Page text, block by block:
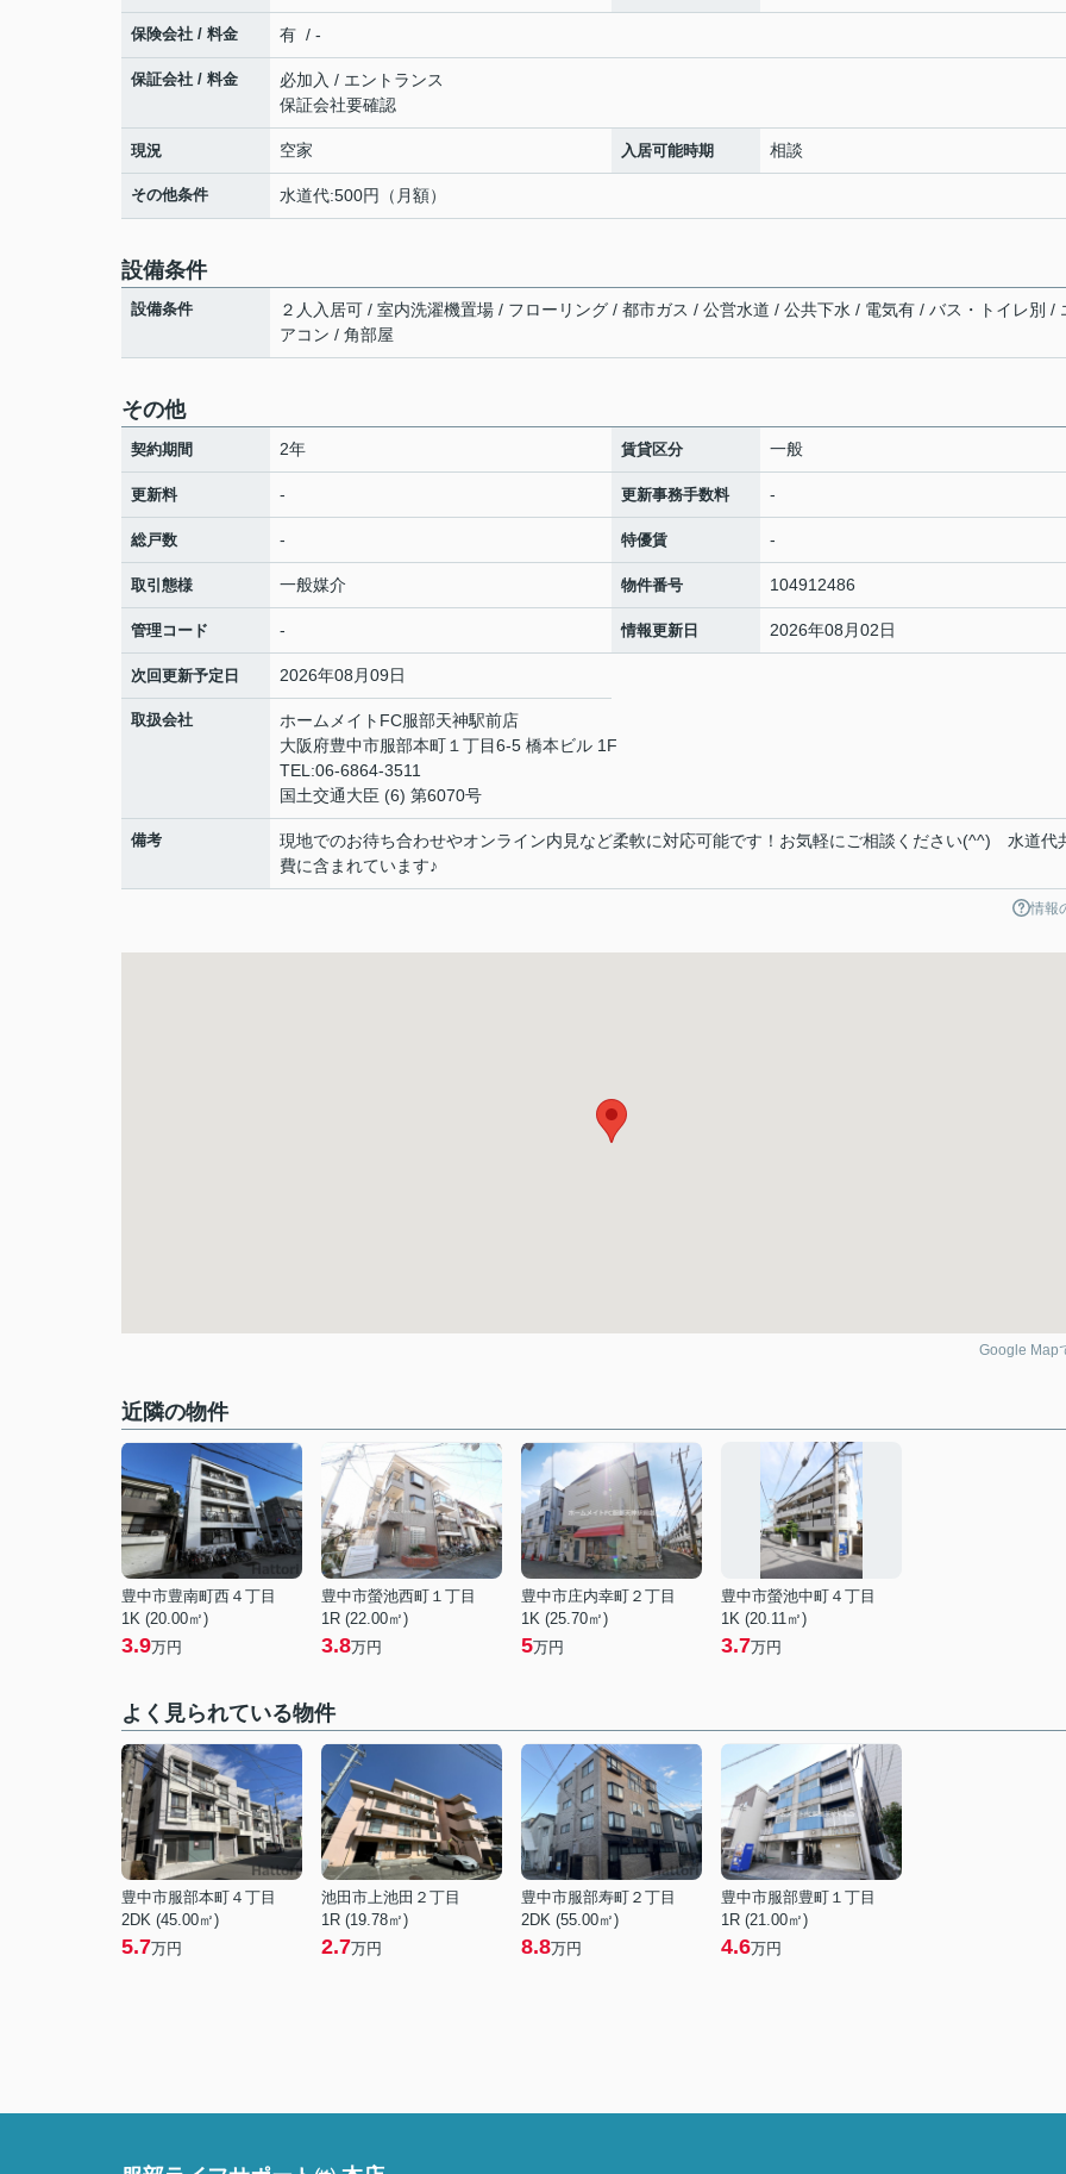
保険会社 / 料金 有 / -
保証会社 / 料金
必加入 / エントランス
保証会社要確認
現況 空家 入居可能時期 相談
その他条件 水道代:500円（月額）
設備条件
設備条件
２人入居可 / 室内洗濯機置場 / フローリング / 都市ガス / 公営水道 / 公共下水 / 電気有 / バス・トイレ別 /
アコン / 角部屋
その他
契約期間 2年 賃貸区分 一般
更新料 - 更新事務手数料 -
総戸数 - 特優賃 -
取引態様 一般媒介 物件番号 104912486
管理コード - 情報更新日 2026年08月02日
次回更新予定日 2026年08月09日
取扱会社
ホームメイトFC服部天神駅前店
大阪府豊中市服部本町１丁目6-5 橋本ビル 1F
TEL:06-6864-3511
国土交通大臣 (6) 第6070号
備考
現地でのお待ち合わせやオンライン内見など柔軟に対応可能です！お気軽にご相談ください(^^) 水道代
費に含まれています♪
情報
Google Map
近隣の物件
豊中市豊南町西４丁目
1K (20.00㎡)
3.9万円
豊中市螢池西町１丁目
1R (22.00㎡)
3.8万円
豊中市庄内幸町２丁目
1K (25.70㎡)
5万円
豊中市螢池中町４丁目
1K (20.11㎡)
3.7万円
よく見られている物件
豊中市服部本町４丁目
2DK (45.00㎡)
5.7万円
池田市上池田２丁目
1R (19.78㎡)
2.7万円
豊中市服部寿町２丁目
2DK (55.00㎡)
8.8万円
豊中市服部豊町１丁目
1R (21.00㎡)
4.6万円